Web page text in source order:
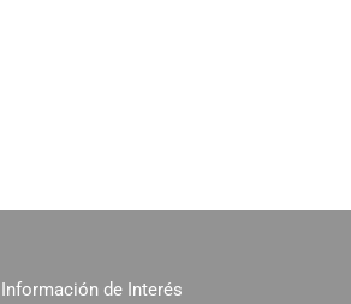
Información de Interés